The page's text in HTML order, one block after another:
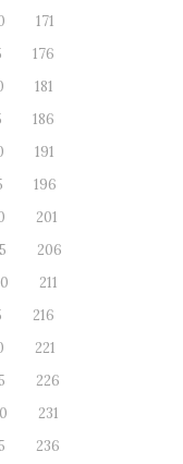
171
176
181
186
191
196
201
206
211
216
221
226
231
236